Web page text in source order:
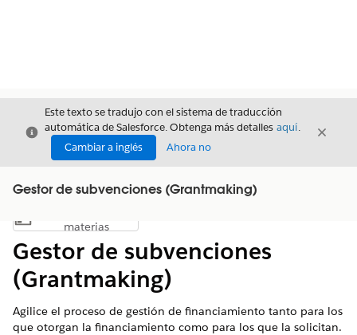
Cerrar
Este texto se tradujo con el sistema de traducción
automática de Salesforce. Obtenga más detalles aquí.
Cambiar a inglés
Ahora no
Cerrar
Gestor de subvenciones (Grantmaking)
Mostrar índice de materias
materias
Gestor de subvenciones
(Grantmaking)
Agilice el proceso de gestión de financiamiento tanto para los
que otorgan la financiamiento como para los que la solicitan.